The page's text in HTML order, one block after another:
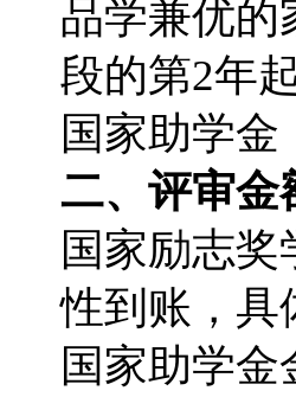
品学兼优的
段的第2年
国家助学
二、评审金
国家励志奖
性到账，具
国家助学金